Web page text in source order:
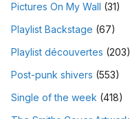
Pictures On My Wall (31)
Playlist Backstage (67)
Playlist découvertes (203)
Post-punk shivers (553)
Single of the week (418)